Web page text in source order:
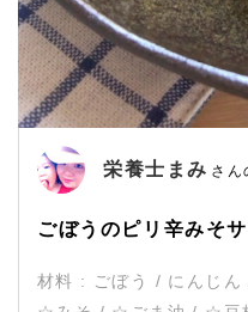
栄養士まみ さん
ごぼうのピリ辛みそ
材料 : ごぼう / にんじ